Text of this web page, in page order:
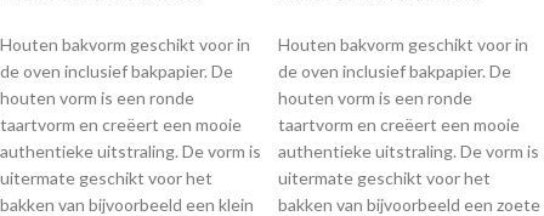
Houten bakvorm geschikt voor in
de oven inclusief bakpapier. De
houten vorm is een ronde
taartvorm en creëert een mooie
authentieke uitstraling. De vorm is
uitermate geschikt voor het
bakken van bijvoorbeeld een klein
Houten bakvorm geschikt voor in
de oven inclusief bakpapier. De
houten vorm is een ronde
taartvorm en creëert een mooie
authentieke uitstraling. De vorm is
uitermate geschikt voor het
bakken van bijvoorbeeld een zoete